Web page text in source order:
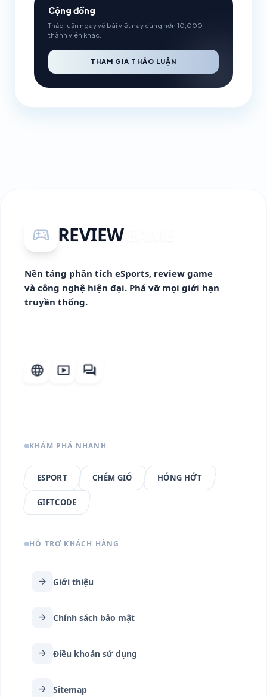
Cộng đồng
Thảo luận ngay về bài viết này cùng hơn 10,000
thành viên khác.
THAM GIA THẢO LUẬN
sports_esports REVIEWGAME
Nền tảng phân tích eSports, review game
và công nghệ hiện đại. Phá vỡ mọi giới hạn
truyền thống.
language smart_display forum
KHÁM PHÁ NHANH
ESPORT CHÉM GIÓ HÓNG HỚT
GIFTCODE
HỖ TRỢ KHÁCH HÀNG
arrow_forward Giới thiệu
arrow_forward Chính sách bảo mật
arrow_forward Điều khoản sử dụng
arrow_forward Sitemap